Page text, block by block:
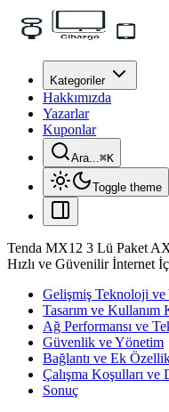
Kategoriler
Hakkımızda
Yazarlar
Kuponlar
Ara...⌘K
Toggle theme
Tenda MX12 3 Lü Paket
Hızlı ve Güvenilir İnternet
Gelişmiş Teknoloji
Tasarım ve Kullanım
Ağ Performansı ve
Güvenlik ve Yönetim
Bağlantı ve Ek
Çalışma Koşulları ve
Sonuç